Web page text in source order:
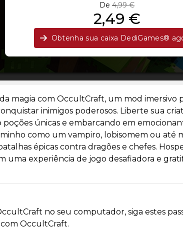
De 4,99 €
2,49 €
Obtenha sua caixa DediGames®
magia com OccultCraft, um mod imersivo
inimigos poderosos. Liberte sua
únicas e embarcando em
como um vampiro, lobisomem ou até
épicas contra dragões e chefes.
uma experiência de jogo desafiadora e
no seu computador, siga estes
OccultCraft.